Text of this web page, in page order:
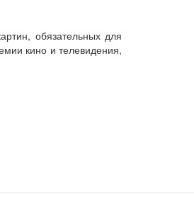
обязательных для
кино и телевидения,